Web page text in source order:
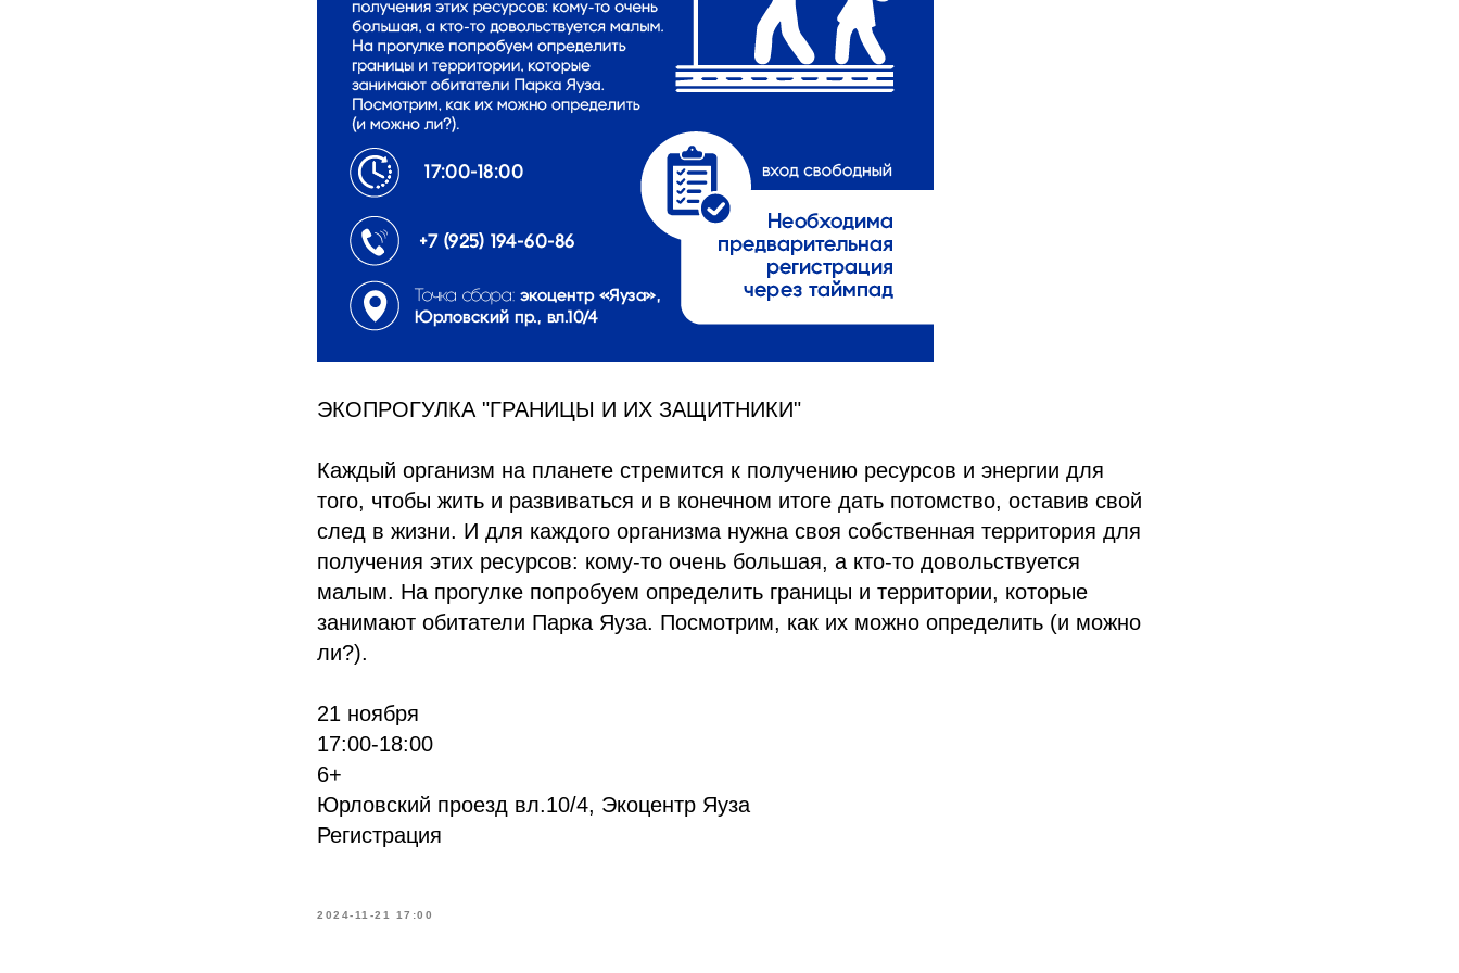
ЭКОПРОГУЛКА "ГРАНИЦЫ И ИХ ЗАЩИТНИКИ"
Каждый организм на планете стремится к получению ресурсов и энергии для
того, чтобы жить и развиваться и в конечном итоге дать потомство, оставив свой
след в жизни. И для каждого организма нужна своя собственная территория для
получения этих ресурсов: кому-то очень большая, а кто-то довольствуется
малым. На прогулке попробуем определить границы и территории, которые
занимают обитатели Парка Яуза. Посмотрим, как их можно определить (и можно
ли?).
21 ноября
17:00-18:00
6+
Юрловский проезд вл.10/4, Экоцентр Яуза
Регистрация
2024-11-21 17:00